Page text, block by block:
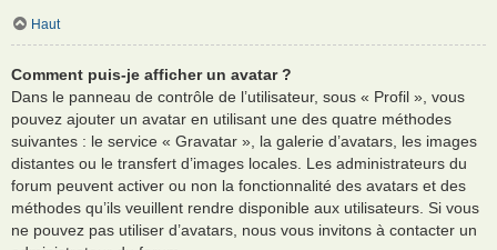
Haut
Comment puis-je afficher un avatar ?
Dans le panneau de contrôle de l’utilisateur, sous « Profil », vous
pouvez ajouter un avatar en utilisant une des quatre méthodes
suivantes : le service « Gravatar », la galerie d’avatars, les images
distantes ou le transfert d’images locales. Les administrateurs du
forum peuvent activer ou non la fonctionnalité des avatars et des
méthodes qu’ils veuillent rendre disponible aux utilisateurs. Si vous
ne pouvez pas utiliser d’avatars, nous vous invitons à contacter un